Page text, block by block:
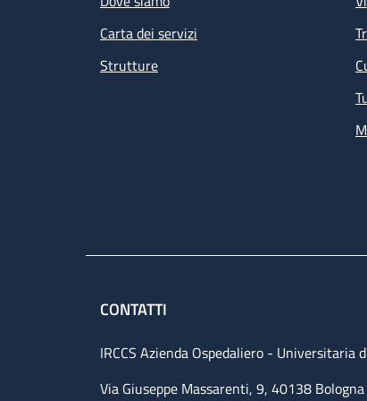
Carta dei servizi
Strutture
CONTATTI
IRCCS Azienda Ospedaliero - Universitaria
Via Giuseppe Massarenti, 9, 40138 Bologna